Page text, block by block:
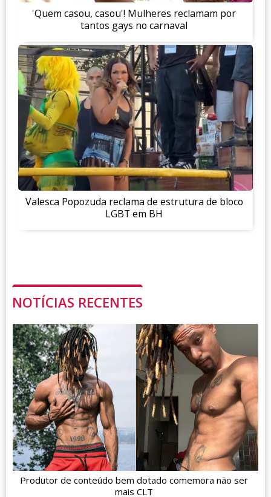
'Quem casou, casou'! Mulheres reclamam por
tantos gays no carnaval
Valesca Popozuda reclama de estrutura de bloco
LGBT em BH
NOTÍCIAS RECENTES
Produtor de conteúdo bem dotado comemora não ser
mais CLT